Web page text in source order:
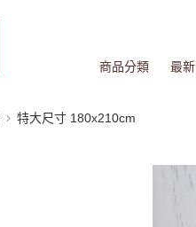
商品分類 最
特大尺寸 180x210cm